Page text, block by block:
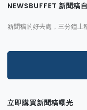
NEWSBUFFET 新聞稿
新聞稿的好去處，三分鐘上
立即購買新聞稿曝光